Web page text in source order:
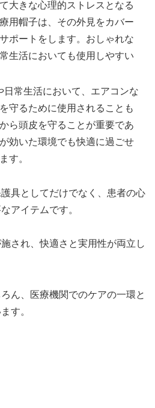
大きな心理的ストレスとなる
用帽子は、その外見をカバー
ポートをします。おしゃれな
生活においても使用しやすい
日常生活において、エアコンな
守るために使用されることも
ら頭皮を守ることが重要であ
効いた環境でも快適に過ごせ
す。
具としてだけでなく、患者の心
アイテムです。
され、快適さと実用性が両立し
ん、医療機関でのケアの一環と
す。